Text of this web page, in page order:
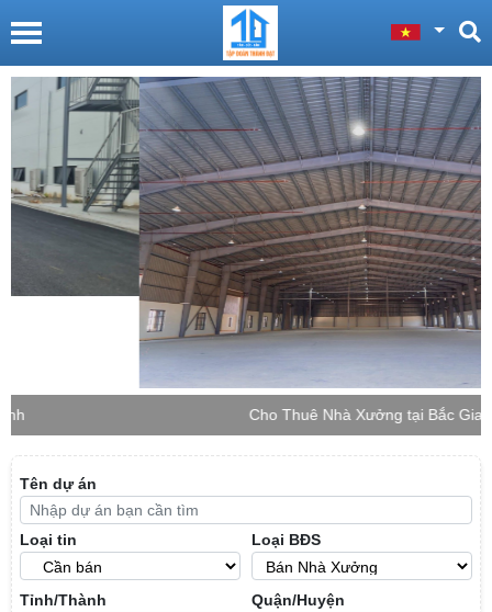
Cho Thuê Nhà Xưởng tại Bắc Giang
Tên dự án
Loại tin Loại BĐS
Tỉnh/Thành Quận/Huyện